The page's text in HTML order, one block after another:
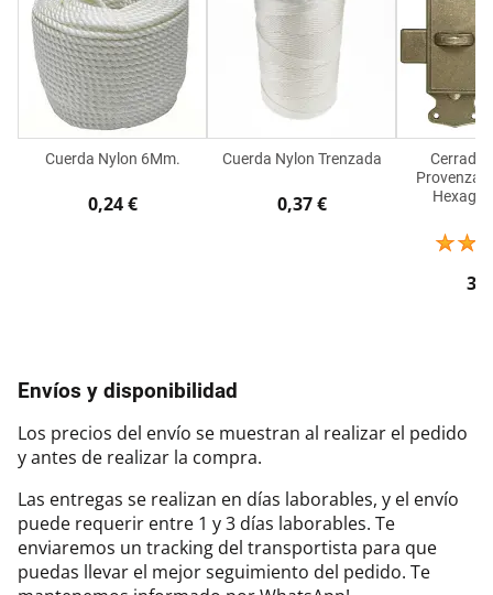
Cuerda Nylon 6Mm.
0,24 €
Cuerda Nylon Trenzada
0,37 €
Provenzal
Envíos y disponibilidad
Los precios del envío se muestran al realizar el pedido
y antes de realizar la compra.
Las entregas se realizan en días laborables, y el envío
puede requerir entre 1 y 3 días laborables. Te
enviaremos un tracking del transportista para que
puedas llevar el mejor seguimiento del pedido. Te